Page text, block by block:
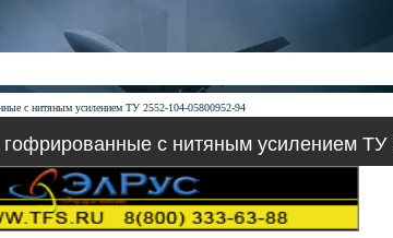
с нитяным усилением ТУ 2552-104-05800952-94
с нитяным усилением ТУ